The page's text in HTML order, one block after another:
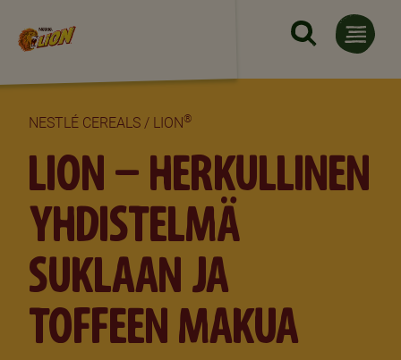
NESTLÉ CEREALS / LION®
LION – HERKULLINEN
YHDISTELMÄ
SUKLAAN JA
TOFFEEN MAKUA